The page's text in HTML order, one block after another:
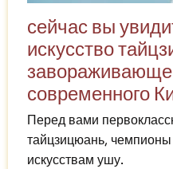
сейчас вы
искусство
современного
Перед вами
тайцзицюань,
искусствам ушу.